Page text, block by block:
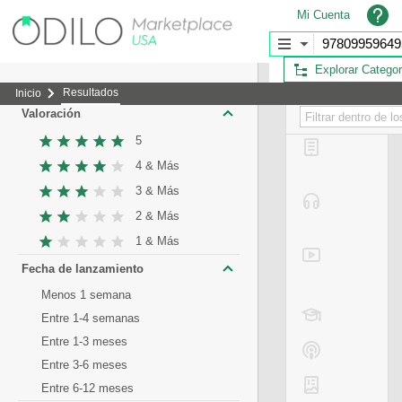
Explorar
Mi Cuenta
Inicio Resultados
Valoración
5
4 & Más
3 & Más
2 & Más
1 & Más
Fecha de lanzamiento
Menos 1 semana
Entre 1-4 semanas
Entre 1-3 meses
Entre 3-6 meses
Entre 6-12 meses